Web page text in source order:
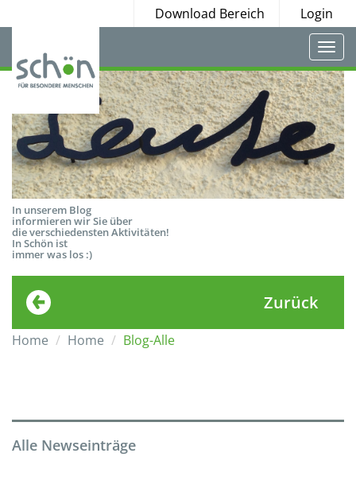
Download Bereich Login
In unserem Blog
informieren wir Sie über
die verschiedensten Aktivitäten!
In Schön ist
immer was los :)
Zurück
Home Home Blog-Alle
Alle Newseinträge